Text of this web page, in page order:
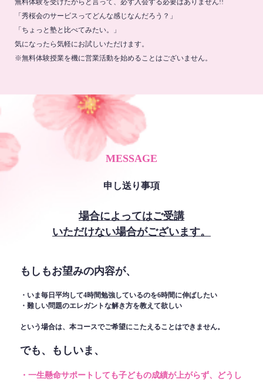
無料体験を受けたからと言って、必ず入会する必要はありません!!
「秀桜会のサービスってどんな感じなんだろう？」
「ちょっと塾と比べてみたい。」
気になったら気軽にお試しいただけます。
※無料体験授業を機に営業活動を始めることはございません。
MESSAGE
申し送り事項
場合によってはご受講
いただけない場合がございます。
もしもお望みの内容が、
・いま毎日平均して4時間勉強しているのを6時間に伸ばしたい
・難しい問題のエレガントな解き方を教えて欲しい
という場合は、本コースでご希望にこたえることはできません。
でも、もしいま、
・一生懸命サポートしても子どもの成績が上がらず、どうし